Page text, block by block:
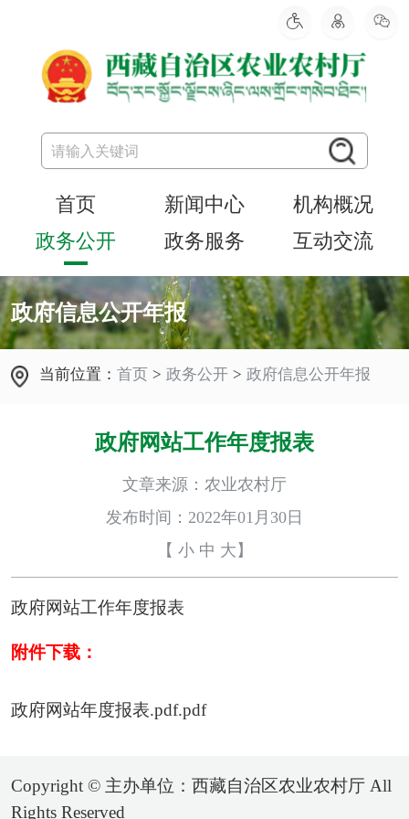
首页 新闻中心
机构概况
政务公开
政务服务 互动交流
政府信息公开年报
当前位置：首页 > 政务公开 > 政府信息公开年报
政府网站工作年度报表
文章来源：农业农村厅
发布时间：2022年01月30日
【 小 中 大 】
政府网站工作年度报表
附件下载：
政府网站年度报表.pdf.pdf
Copyright © 主办单位：西藏自治区农业农村厅 All
Rights Reserved